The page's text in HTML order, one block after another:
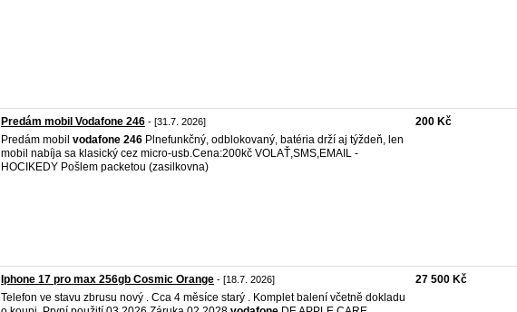
Predám mobil Vodafone 246 - [31.7. 2026]
Predám mobil vodafone 246 Plnefunkčný, odblokovaný, batéria drží aj týždeň, len
mobil nabíja sa klasický cez micro-usb.Cena:200kč VOLAŤ,SMS,EMAIL -
HOCIKEDY Pošlem packetou (zasilkovna)
200 Kč
Iphone 17 pro max 256gb Cosmic Orange - [18.7. 2026]
Telefon ve stavu zbrusu nový . Cca 4 měsíce starý . Komplet balení včetně dokladu
27 500 Kč